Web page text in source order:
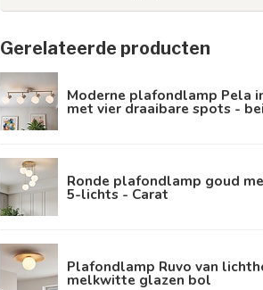
Gerelateerde producten
Moderne plafondlamp Pela
met vier draaibare spots -
Ronde plafondlamp goud
5-lichts - Carat
Plafondlamp Ruvo van
melkwitte glazen bol